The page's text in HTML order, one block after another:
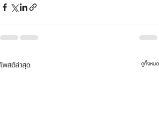
โพสต์ล่าสุด ดูทั้งหมด